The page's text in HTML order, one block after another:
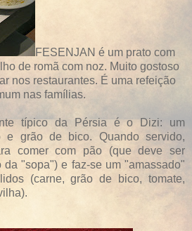
FESENJAN é um prato com
de romã com noz. Muito gostoso
nos restaurantes. É uma refeição
nas famílias.
típico da Pérsia é o Dizi: um
e grão de bico. Quando servido,
comer com pão (que deve ser
"sopa") e faz-se um "amassado"
(carne, grão de bico, tomate,